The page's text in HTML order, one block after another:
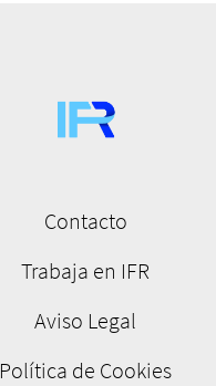
Contacto
Trabaja en IFR
Aviso Legal
Política de Cookies